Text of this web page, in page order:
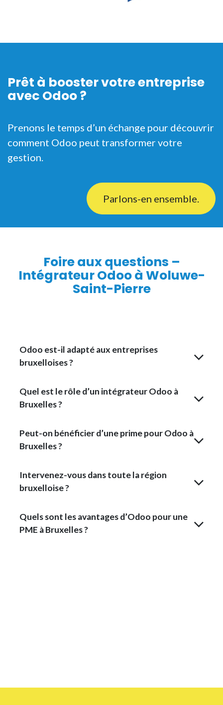
Prêt à booster votre entreprise
avec Odoo ?
Prenons le temps d’un échange pour découvrir
comment Odoo peut transformer votre
gestion.
Parlons-en ensemble.
Foire aux questions –
Intégrateur Odoo à Woluwe-
Saint-Pierre
Odoo est-il adapté aux entreprises
bruxelloises ?
Quel est le rôle d’un intégrateur Odoo à
Bruxelles ?
Peut-on bénéficier d’une prime pour Odoo à
Bruxelles ?
Intervenez-vous dans toute la région
bruxelloise ?
Quels sont les avantages d’Odoo pour une
PME à Bruxelles ?